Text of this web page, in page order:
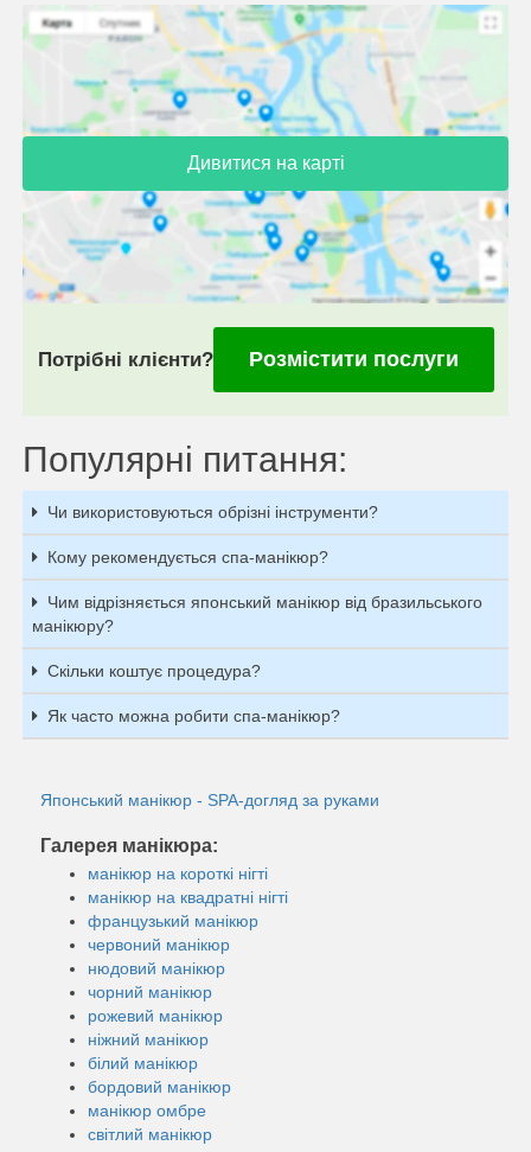
Дивитися на карті
Потрібні клієнти? Розмістити послуги
Популярні питання:
Чи використовуються обрізні інструменти?
Кому рекомендується спа-манікюр?
Чим відрізняється японський манікюр від бразильського
манікюру?
Скільки коштує процедура?
Як часто можна робити спа-манікюр?
Японський манікюр - SPA-догляд за руками
Галерея манікюра:
манікюр на короткі нігті
манікюр на квадратні нігті
французький манікюр
червоний манікюр
нюдовий манікюр
чорний манікюр
рожевий манікюр
ніжний манікюр
білий манікюр
бордовий манікюр
манікюр омбре
світлий манікюр